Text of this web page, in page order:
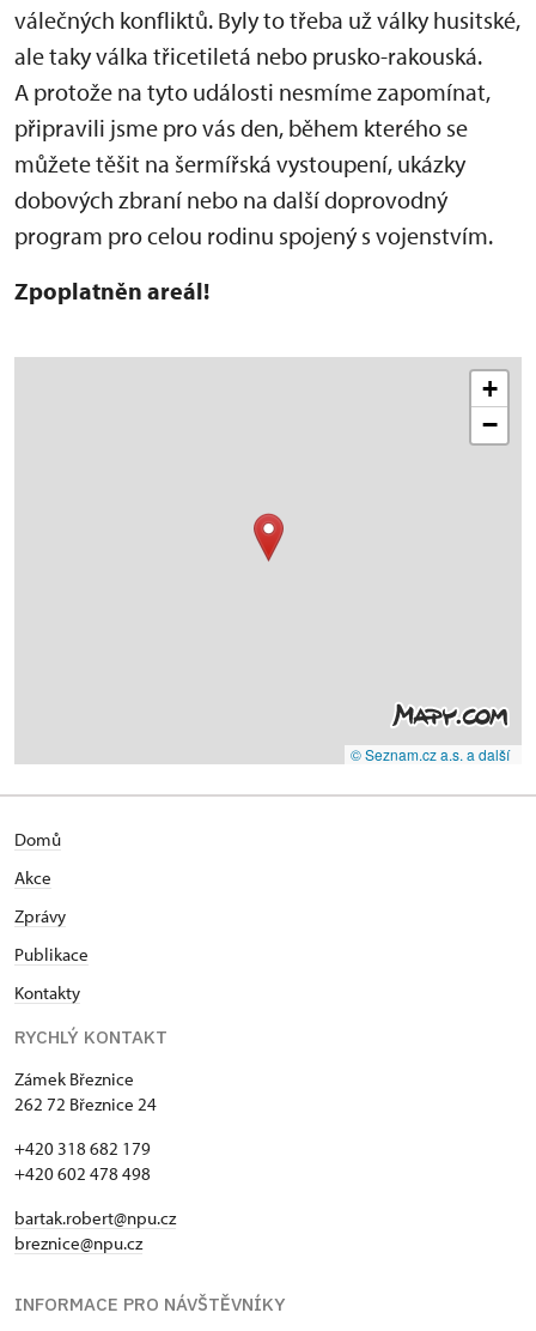
válečných konfliktů. Byly to třeba už války husitské,
ale taky válka třicetiletá nebo prusko-rakouská.
A protože na tyto události nesmíme zapomínat,
připravili jsme pro vás den, během kterého se
můžete těšit na šermířská vystoupení, ukázky
dobových zbraní nebo na další doprovodný
program pro celou rodinu spojený s vojenstvím.
Zpoplatněn areál!
+
−
© Seznam.cz a.s. a další
Domů
Akce
Zprávy
Publikace
Kontakty
RYCHLÝ KONTAKT
Zámek Březnice
262 72 Březnice 24
+420 318 682 179
+420 602 478 498
bartak.robert@npu.cz
breznice@npu.cz
INFORMACE PRO NÁVŠTĚVNÍKY